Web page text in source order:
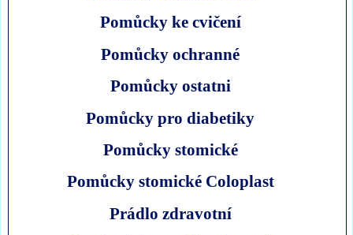
Pomůcky ke cvičení
Pomůcky ochranné
Pomůcky ostatni
Pomůcky pro diabetiky
Pomůcky stomické
Pomůcky stomické Coloplast
Prádlo zdravotní